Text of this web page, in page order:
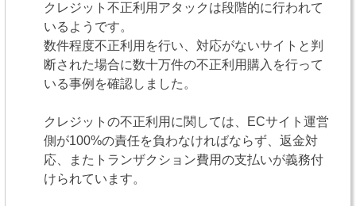
クレジット不正利用アタックは段階的に行われて
いるようです。
数件程度不正利用を行い、対応がないサイトと判
断された場合に数十万件の不正利用購入を行って
いる事例を確認しました。
クレジットの不正利用に関しては、ECサイト運営
側が100%の責任を負わなければならず、返金対
応、またトランザクション費用の支払いが義務付
けられています。